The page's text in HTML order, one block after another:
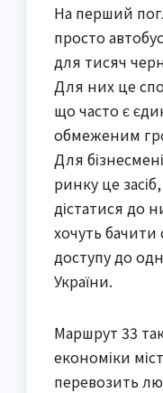
На перший
просто
для тисяч
Для них це
що часто є
обмеженим
Для
ринку це
дістатися до
хочуть
доступу до
України.
Маршрут 33
економіки
перевозить